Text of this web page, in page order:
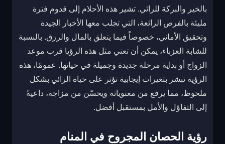
بالخير والبركة للرائي. تشير هذه الأحلام إلى قدوم فترة
مليئة بالفرص الرائعة، التي تجلب معها الأخبار الجيدة
وتحقيق الأماني، خصوصاً فيما يتعلق بالمال والرزق. بالنسبة
للشابة العزباء، يمكن أن تعني مثل هذه الرؤيا قرب موعد
الزواج أو بداية مرحلة جديدة وجميلة في حياتها. عمومًا، هذه
الرؤية تبشر بتغيرات إيجابية تؤثر على حياة الرائي بشكل
ملحوظ، مما يرفع من معنوياته ويحسّن من مزاجه، داعيةً
إلى التفاؤل والأمل بمستقبل أفضل.
رؤية الحصان المجروح في المنام